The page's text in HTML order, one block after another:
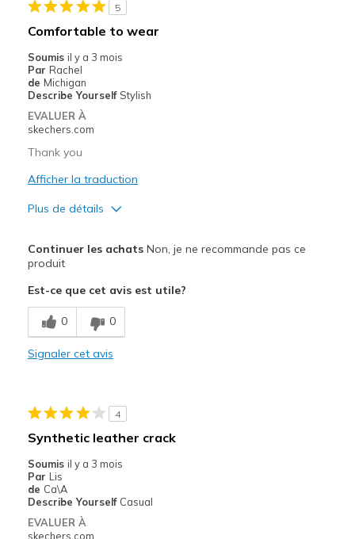
Les meilleures utilisations
Going Out
View On Shoes
Shoes are for Wearing
5
Comfortable to wear
Soumis il y a 3 mois
Par Rachel
de Michigan
Describe Yourself Stylish
EVALUER À
skechers.com
Thank you
Afficher la traduction
Plus de détails
Attractive Design
Breathe Well
Comfortable
Durable
Les meilleures utilisations
Casual Wear
Width
Sizing
Continuer les achatsNon, je ne recommande pas ce
produit
Est-ce que cet avis est utile?
0 0
Signaler cet avis
4
Synthetic leather crack
Soumis il y a 3 mois
Par Lis
de Ca\A
Describe Yourself Casual
EVALUER À
skechers.com